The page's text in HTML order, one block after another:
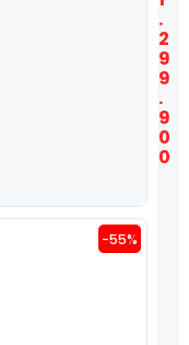
.
2
9
9
.
9
0
0
-55%